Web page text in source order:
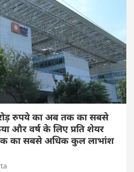
रुपये का अब तक का सबसे
और वर्ष के लिए प्रति शेयर
का सबसे अधिक कुल लाभांश